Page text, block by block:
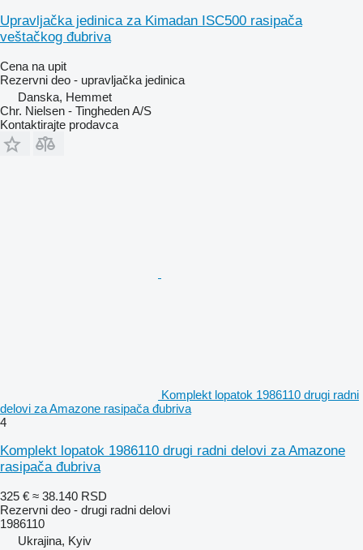
Upravljačka jedinica za Kimadan ISC500 rasipača
veštačkog đubriva
Cena na upit
Rezervni deo - upravljačka jedinica
Danska, Hemmet
Chr. Nielsen - Tingheden A/S
Kontaktirajte prodavca
Komplekt lopatok 1986110 drugi radni
delovi za Amazone rasipača đubriva
4
Komplekt lopatok 1986110 drugi radni delovi za Amazone
rasipača đubriva
325 € ≈ 38.140 RSD
Rezervni deo - drugi radni delovi
1986110
Ukrajina, Kyiv